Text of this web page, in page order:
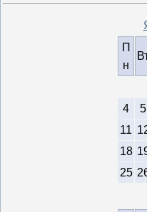
П
н
4
5
11
18
25